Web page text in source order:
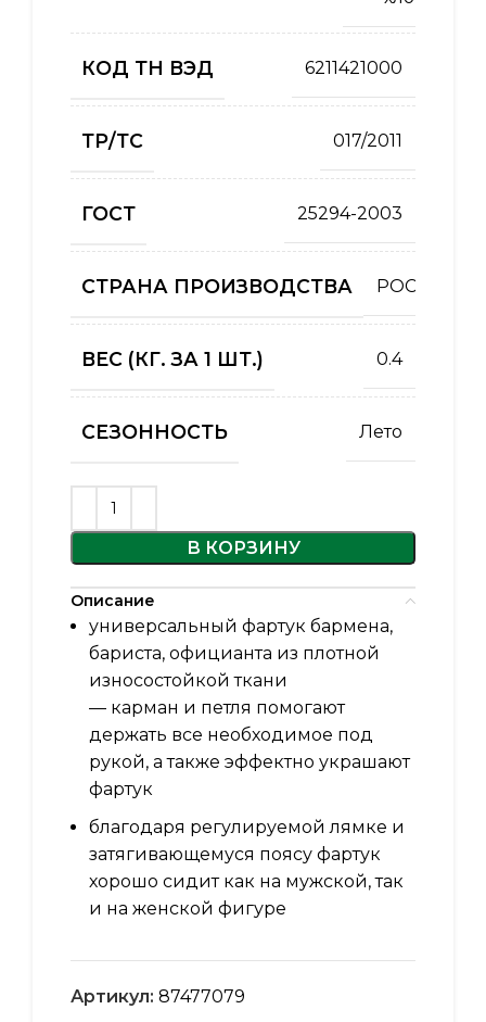
КОД ТН ВЭД 6211421000
ТР/ТС 017/2011
ГОСТ 25294-2003
СТРАНА ПРОИЗВОДСТВА РОССИЯ
ВЕС (КГ. ЗА 1 ШТ.) 0.4
СЕЗОННОСТЬ Лето
В КОРЗИНУ
Alternative:
Описание
универсальный фартук бармена,
бариста, официанта из плотной
износостойкой ткани
— карман и петля помогают
держать все необходимое под
рукой, а также эффектно украшают
фартук
благодаря регулируемой лямке и
затягивающемуся поясу фартук
хорошо сидит как на мужской, так
и на женской фигуре
Артикул: 87477079